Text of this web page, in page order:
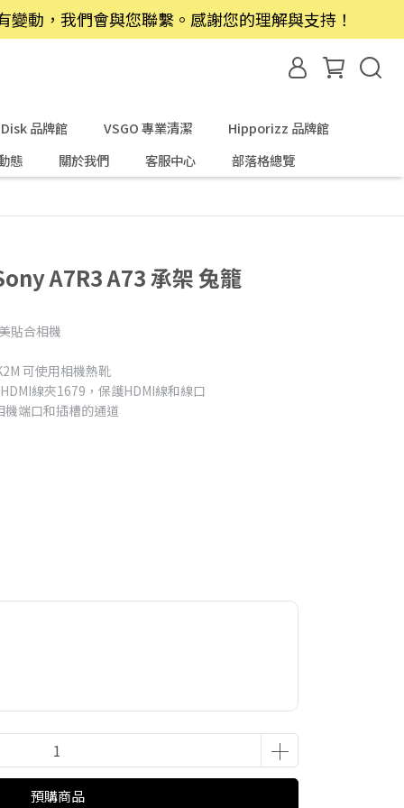
動，我們會與您聯繫。感謝您的理解與支持！
品牌館 VSGO 專業清潔
Hipporizz 品牌館
態
關於我們 客服中心 部落格總覽
A7R3 A73 承架 兔籠
貼合相機
可使用相機熱靴
線夾1679，保護HDMI線和線口
端口和插槽的通道
預購商品